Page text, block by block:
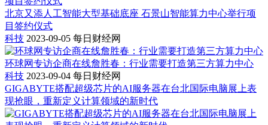
北京又添人工智能大型基础底座 石景山智能算力中心举行项
目签约仪式
科技 2023-09-05 每日财经网
环球网专访企商在线詹胜春：行业需要打造第三方算力中心
科技 2023-09-04 每日财经网
GIGABYTE搭配超级芯片的AI服务器在台北国际电脑展上表
现抢眼，重新定义计算领域的新时代